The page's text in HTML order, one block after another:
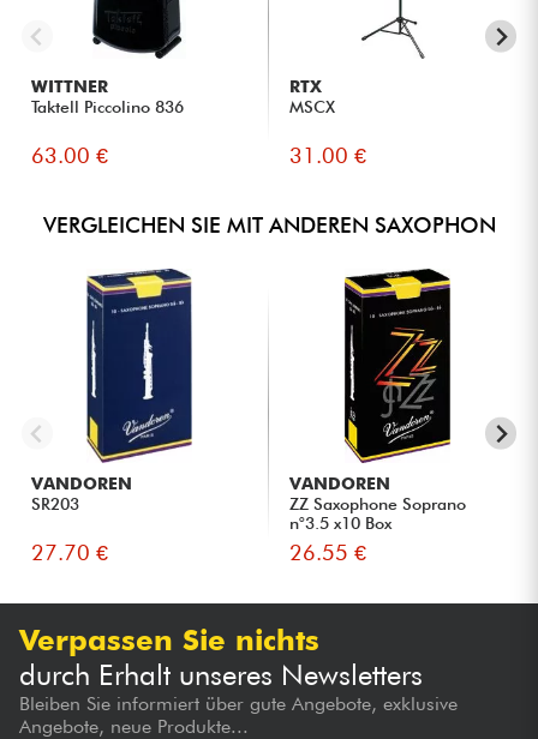
WITTNER
Taktell Piccolino 836
63.00 €
RTX
MSCX
31.00 €
VERGLEICHEN SIE MIT ANDEREN SAXOPHON
VANDOREN
SR203
27.70 €
VANDOREN
ZZ Saxophone Soprano
n°3.5 x10 Box
26.55 €
Verpassen Sie nichts
durch Erhalt unseres Newsletters
Bleiben Sie informiert über gute Angebote, exklusive
Angebote, neue Produkte...